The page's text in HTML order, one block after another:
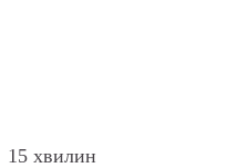
15 хвилин